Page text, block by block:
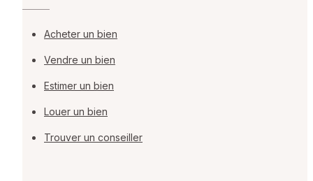
Acheter un bien
Vendre un bien
Estimer un bien
Louer un bien
Trouver un conseiller